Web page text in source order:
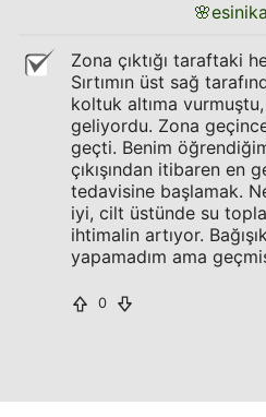
🌸
Zona çıktığı taraftaki
Sırtımın üst sağ
koltuk altıma
geliyordu. Zona
geçti. Benim
çıkışından itibaren en
tedavisine başlamak.
iyi, cilt üstünde su
ihtimalin artıyor.
yapamadım ama
0